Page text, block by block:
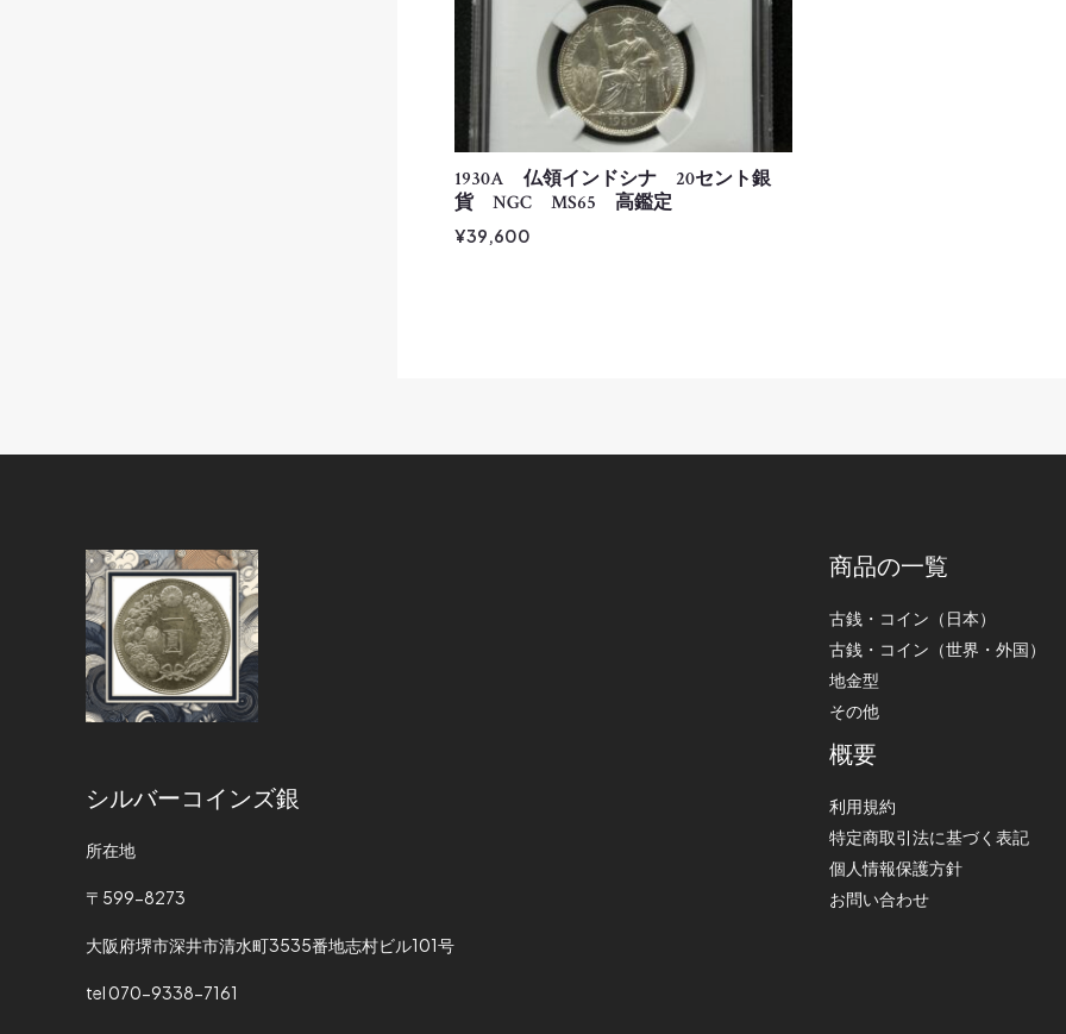
1930A 仏領インドシナ 20セント銀
貨 NGC MS65 高鑑定
¥39,600
シルバーコインズ銀
所在地
〒599-8273
大阪府堺市深井市清水町3535番地志村ビル101号
tel 070-9338-7161
商品の一覧
古銭・コイン（日本）
古銭・コイン（世界・外国）
地金型
その他
概要
利用規約
特定商取引法に基づく表記
個人情報保護方針
お問い合わせ